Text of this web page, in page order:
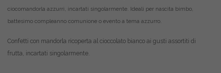
ciocomandorla azzurri, incartati singolarmente. Ideali per nascita bimbo,
battesimo compleanno comunione o evento a tema azzurro.
Confetti con mandorla ricoperta al cioccolato bianco ai gusti assortiti di
frutta, incartati singolarmente.